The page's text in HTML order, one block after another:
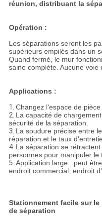
réunion, distribuant la
Opération :
Les séparations seront les
supérieurs empilés dans un
Quand fermé, le mur
saine complète. Aucune
Applications :
1. Changez l'espace de
2. La capacité de
sécurité de la séparation.
3. La soudure précise entre
réparation et le taux
4. La séparation se
personnes pour manipuler le
5. Application large : peut
endroit commercial, endroit
Stationnement facile sur
de séparation